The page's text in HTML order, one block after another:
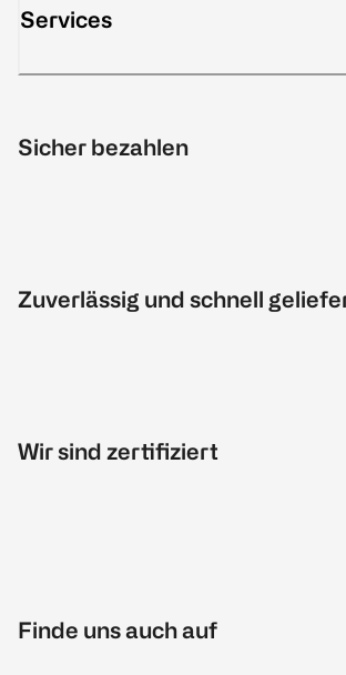
Services
Sicher bezahlen
Zuverlässig und schnell
Wir sind zertifiziert
Finde uns auch auf